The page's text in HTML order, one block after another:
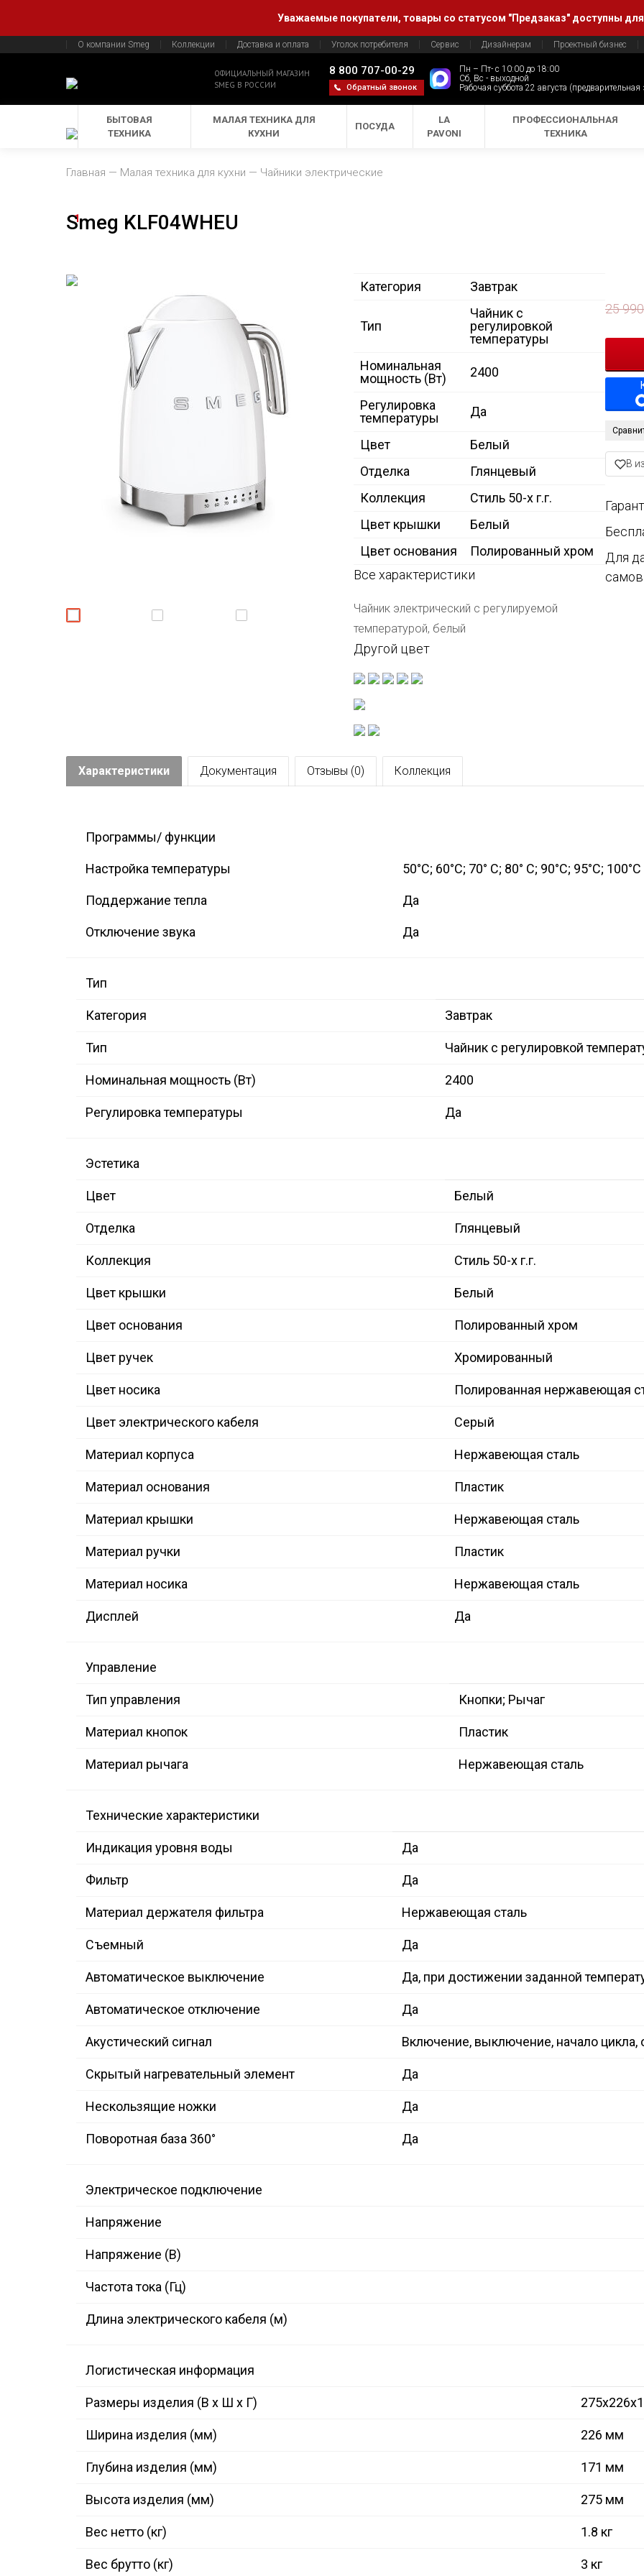
Уважаемые покупатели, товары со статусом "Предзаказ" доступны для
О компании Smeg Коллекции Доставка и оплата Уголок потребителя Сервис Дизайнерам Проектный бизнес
ОФИЦИАЛЬНЫЙ МАГАЗИН
SMEG В РОССИИ
8 800 707-00-29
Обратный звонок
Пн – Пт- с 10:00 до 18:00
Сб, Вс - выходной
Рабочая суббота 22 августа (предварительная
БЫТОВАЯ
ТЕХНИКА
МАЛАЯ ТЕХНИКА ДЛЯ
КУХНИ
ПОСУДА
LA
PAVONI
ПРОФЕССИОНАЛЬНАЯ
ТЕХНИКА
Главная Малая техника для кухни Чайники электрические
Smeg KLF04WHEU
Категория Завтрак
Тип
Чайник с
регулировкой
температуры
Номинальная
мощность (Вт)
2400
Регулировка
температуры
Да
Цвет
Белый
Отделка
Глянцевый
Коллекция
Стиль 50-х г.г.
Цвет крышки
Белый
Цвет основания
Полированный хром
Все характеристики
Чайник электрический с регулируемой
температурой, белый
Другой цвет
25
В
1
Для
Характеристики Документация Отзывы (0) Коллекция
Программы/ функции
Настройка температуры 50°C; 60°C; 70° C; 80° C; 90°C; 95°C; 100°C
Поддержание тепла Да
Отключение звука Да
Тип
Категория Завтрак
Тип Чайник с регулировкой
Номинальная мощность (Вт) 2400
Регулировка температуры Да
Эстетика
Цвет Белый
Отделка Глянцевый
Коллекция Стиль 50-х г.г.
Цвет крышки Белый
Цвет основания Полированный хром
Цвет ручек Хромированный
Цвет носика Полированная нержавеющая
Цвет электрического кабеля Серый
Материал корпуса Нержавеющая сталь
Материал основания Пластик
Материал крышки Нержавеющая сталь
Материал ручки Пластик
Материал носика Нержавеющая сталь
Дисплей Да
Управление
Тип управления Кнопки; Рычаг
Материал кнопок Пластик
Материал рычага Нержавеющая сталь
Технические характеристики
Индикация уровня воды Да
Фильтр Да
Материал держателя фильтра Нержавеющая сталь
Съемный Да
Автоматическое выключение Да, при достижении заданной
Автоматическое отключение Да
Акустический сигнал Включение, выключение, начало цикла,
Скрытый нагревательный элемент Да
Нескользящие ножки Да
Поворотная база 360° Да
Электрическое подключение
Напряжение
Напряжение (В)
Частота тока (Гц)
Длина электрического кабеля (м)
Логистическая информация
Размеры изделия (В х Ш х Г)
Ширина изделия (мм) 226 мм
Глубина изделия (мм) 171 мм
Высота изделия (мм) 275 мм
Вес нетто (кг) 1.8 кг
Вес брутто (кг) 3 кг